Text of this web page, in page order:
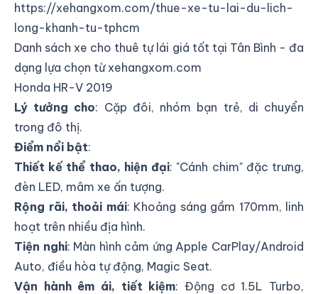
https://xehangxom.com/thue-xe-tu-lai-du-lich-
long-khanh-tu-tphcm
Danh sách xe cho thuê tự lái giá tốt tại Tân Bình - đa
dạng lựa chọn từ xehangxom.com
Honda HR-V 2019
Lý tưởng cho: Cặp đôi, nhóm bạn trẻ, di chuyển
trong đô thị.
Điểm nổi bật:
Thiết kế thể thao, hiện đại: "Cánh chim" đặc trưng,
đèn LED, mâm xe ấn tượng.
Rộng rãi, thoải mái: Khoảng sáng gầm 170mm, linh
hoạt trên nhiều địa hình.
Tiện nghi: Màn hình cảm ứng Apple CarPlay/Android
Auto, điều hòa tự động, Magic Seat.
Vận hành êm ái, tiết kiệm: Động cơ 1.5L Turbo,